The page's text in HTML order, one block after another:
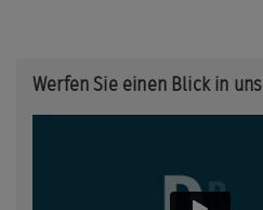
Werfen Sie einen Blick in